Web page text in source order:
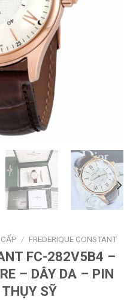
/ FREDERIQUE CONSTANT
FC-282V5B4 –
– DÂY DA – PIN
SỸ